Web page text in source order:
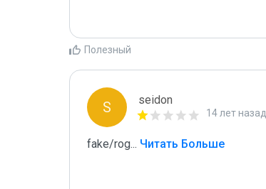
Полезный
S seidon
14 лет назад
fake/rog... Читать Больше